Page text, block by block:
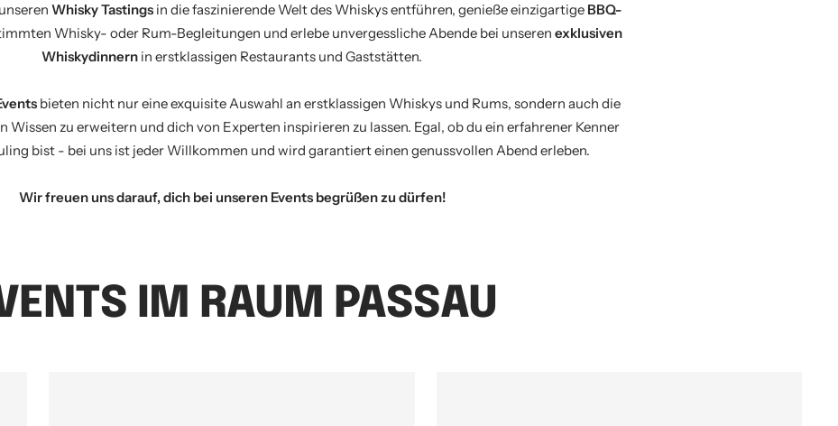
Whisky Tastings in die faszinierende Welt des Whiskys entführen, genieße einzigartige BBQ-
Whisky- oder Rum-Begleitungen und erlebe unvergessliche Abende bei unseren exklusiven
Whiskydinnern in erstklassigen Restaurants und Gaststätten.
bieten nicht nur eine exquisite Auswahl an erstklassigen Whiskys und Rums, sondern auch die
Wissen zu erweitern und dich von Experten inspirieren zu lassen. Egal, ob du ein erfahrener Kenner
bist - bei uns ist jeder Willkommen und wird garantiert einen genussvollen Abend erleben.
Wir freuen uns darauf, dich bei unseren Events begrüßen zu dürfen!
IM RAUM PASSAU